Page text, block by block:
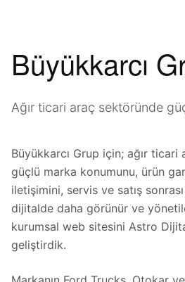
Büyükkarcı
Ağır ticari araç sektöründe
Büyükkarcı Grup için; ağır
güçlü marka konumunu, ürün
iletişimini, servis ve satış
dijitalde daha görünür ve
kurumsal web sitesini Astro
geliştirdik.